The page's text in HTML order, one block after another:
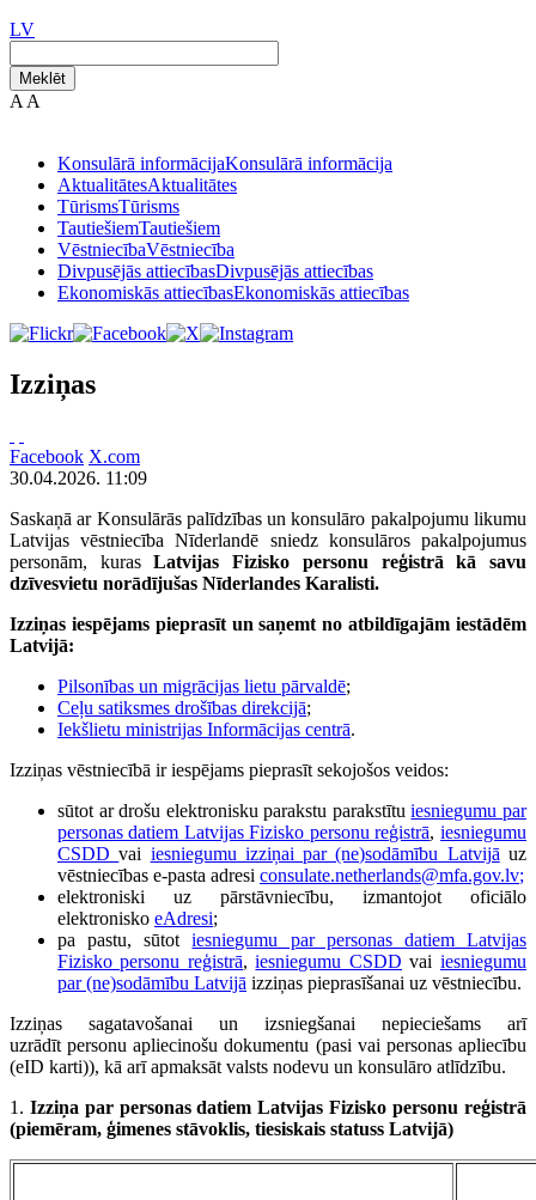
LV
Meklēt
A A
Konsulārā informācijaKonsulārā informācija
AktualitātesAktualitātes
TūrismsTūrisms
TautiešiemTautiešiem
VēstniecībaVēstniecība
Divpusējās attiecībasDivpusējās attiecības
Ekonomiskās attiecībasEkonomiskās attiecības
Izziņas
Facebook X.com
30.04.2026. 11:09
Saskaņā ar Konsulārās palīdzības un konsulāro pakalpojumu likumu
Latvijas vēstniecība Nīderlandē sniedz konsulāros pakalpojumus
personām, kurasLatvijas Fizisko personu reģistrā kā savu
dzīvesvietu norādījušas Nīderlandes Karalisti.
Izziņas iespējams pieprasīt un saņemt no atbildīgajām iestādēm
Latvijā:
Pilsonības un migrācijas lietu pārvaldē;
Ceļu satiksmes drošības direkcijā;
Iekšlietu ministrijas Informācijas centrā.
Izziņas vēstniecībā ir iespējams pieprasīt sekojošos veidos:
sūtot ar drošu elektronisku parakstu parakstītuiesniegumu par
personas datiem Latvijas Fizisko personu reģistrā, iesniegumu
CSDDvai iesniegumu izziņai par (ne)sodāmību Latvijā uz
vēstniecības e-pasta adresi consulate.netherlands@mfa.gov.lv;
elektroniski uz pārstāvniecību, izmantojot oficiālo
elektronisko eAdresi;
pa pastu, sūtotiesniegumu par personas datiem Latvijas
Fizisko personu reģistrā,iesniegumu CSDD vai iesniegumu
par (ne)sodāmību Latvijā izziņas pieprasīšanai uz vēstniecību.
Izziņas sagatavošanai un izsniegšanai nepieciešams arī
uzrādīt personu apliecinošu dokumentu (pasi vai personas apliecību
(eID karti)), kā arī apmaksāt valsts nodevu un konsulāro atlīdzību.
1. Izziņa par personas datiem Latvijas Fizisko personu reģistrā
(piemēram, ģimenes stāvoklis, tiesiskais statuss Latvijā)